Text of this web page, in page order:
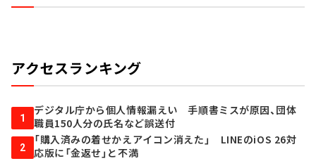
アクセスランキング
1
デジタル庁から個人情報漏えい 手順書ミスが原因、団体
職員150人分の氏名など誤送付
2
「購入済みの着せかえアイコン消えた」 LINEのiOS 26対
応版に「金返せ」と不満